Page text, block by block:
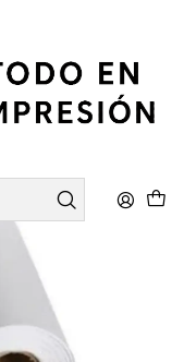
A4 (21CM